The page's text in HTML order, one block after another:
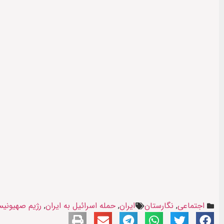
اجتماعی, نگارستان ایران, حمله اسرائیل به ایران, رژیم